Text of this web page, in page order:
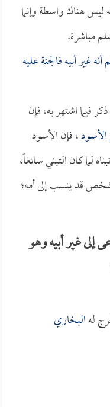
ليس هناك واسطة وإنما
مباشرة.
غير أبيه فالجنة عليه
فيما اشتهر به، فإن
الأسود، فإن الأسود
لما كان التبني سائغاً،
قد ينسب إلى أمه؛
غير أبيه وهو
لهالبخاري